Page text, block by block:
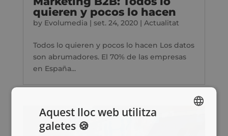
quieren y pocos lo hacen
by Evolumedia | set. 24, 2020| Actualitat
Todos lo quieren y pocos lo hacen Los datos
son abrumadores. El 70% de las empresas
en España...
Aquest lloc web utilitza
galetes 🍪